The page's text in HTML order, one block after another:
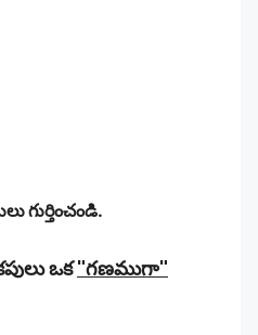
గుర్తించండి.
ఒక"గణముగా"